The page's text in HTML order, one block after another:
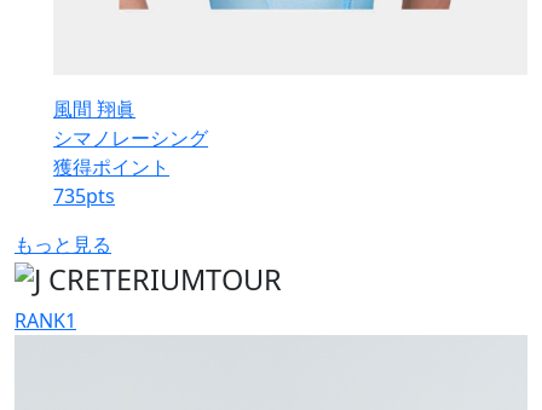
風間 翔眞
シマノレーシング
獲得ポイント
735pts
もっと見る
RANK1